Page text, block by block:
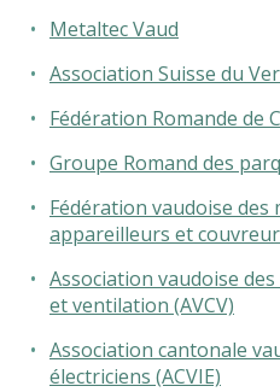
L’école
Metaltec Vaud
Association Suisse du
Fédération Romande de
Groupe Romand des
Fédération vaudoise
appareilleurs et
Association vaudoise
et ventilation (AVCV)
Association cantonale
électriciens (ACVIE)